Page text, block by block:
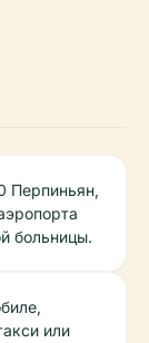
Перпиньян,
больницы.
или